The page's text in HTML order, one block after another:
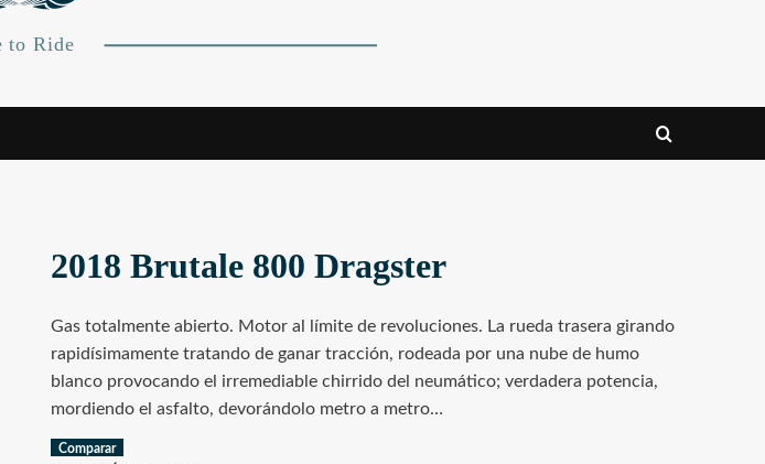
2018 Brutale 800 Dragster
Gas totalmente abierto. Motor al límite de revoluciones. La rueda trasera girando
rapidísimamente tratando de ganar tracción, rodeada por una nube de humo
blanco provocando el irremediable chirrido del neumático; verdadera potencia,
mordiendo el asfalto, devorándolo metro a metro…
Comparar